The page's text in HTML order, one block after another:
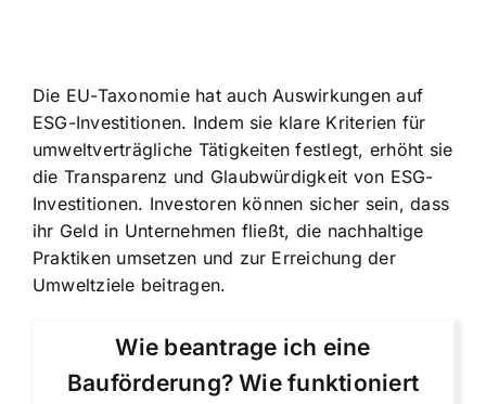
Die EU-Taxonomie hat auch Auswirkungen auf
ESG-Investitionen. Indem sie klare Kriterien für
umweltverträgliche Tätigkeiten festlegt, erhöht sie
die Transparenz und Glaubwürdigkeit von ESG-
Investitionen. Investoren können sicher sein, dass
ihr Geld in Unternehmen fließt, die nachhaltige
Praktiken umsetzen und zur Erreichung der
Umweltziele beitragen.
Wie beantrage ich eine
Bauförderung? Wie funktioniert